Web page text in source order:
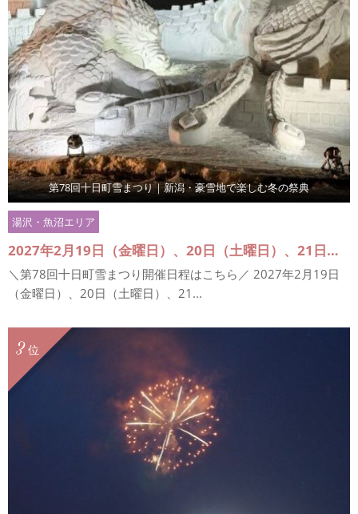
第78回十日町雪まつり｜新潟・豪雪地で楽しむ冬の祭典
湯沢・魚沼エリア
2027年2月19日（金曜日）、20日（土曜日）、21日（日曜日） ※雪の芸術展芸術部門の審査は2月19日（金曜日） 夜に実施
＼第78回十日町雪まつり開催日程はこちら／ 2027年2月19日
（金曜日）、20日（土曜日）、21...
位
3